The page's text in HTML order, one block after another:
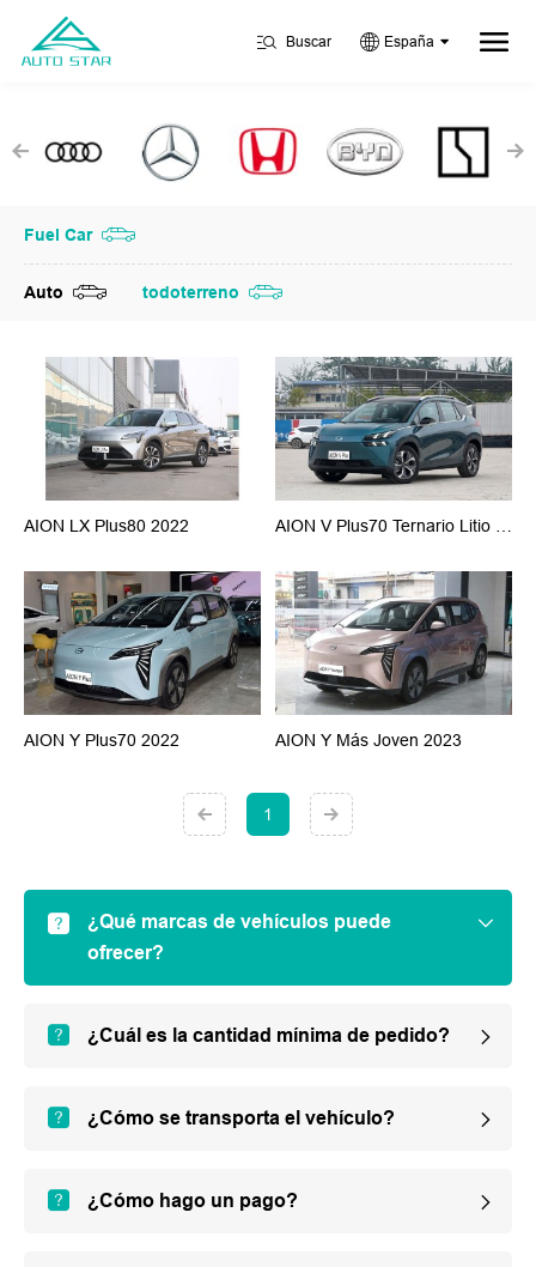
Buscar España
Fuel Car
Auto todoterreno
AION LX Plus80 2022 AION V Plus70 Ternario Litio 2023
AION Y Plus70 2022 AION Y Más Joven 2023
1
¿Qué marcas de vehículos puede
ofrecer?
¿Cuál es la cantidad mínima de pedido?
¿Cómo se transporta el vehículo?
¿Cómo hago un pago?